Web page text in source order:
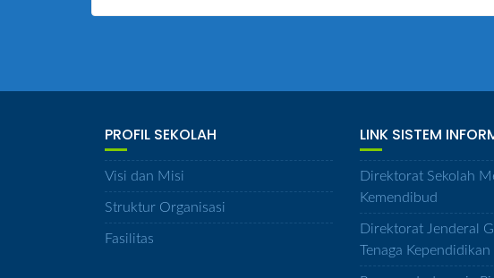
PROFIL SEKOLAH
Visi dan Misi
Struktur Organisasi
Fasilitas
LINK SISTEM
Direktorat Sekolah
Kemendibud
Direktorat Jenderal
Tenaga Kependidikan